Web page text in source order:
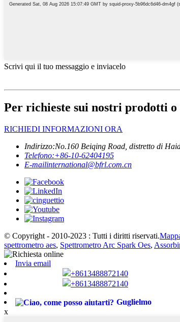
Scrivi qui il tuo messaggio e inviacelo
Per richieste sui nostri prodotti
RICHIEDI INFORMAZIONI ORA
Indirizzo:No.160 Beiqing Road, distretto di
Telefono:+86-10-62404195
E-mailinternational@bfrl.com.cn
© Copyright - 2010-2023 : Tutti i diritti riservati.
spettrometro aes, Spettrometro Arc Spark Oes,
Invia email
+8613488872140
+8613488872140
Guglielmo
x